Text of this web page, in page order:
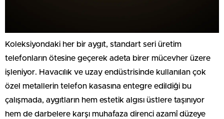
Koleksiyondaki her bir aygıt, standart seri üretim
telefonların ötesine geçerek adeta birer mücevher üzere
işleniyor. Havacılık ve uzay endüstrisinde kullanılan çok
özel metallerin telefon kasasına entegre edildiği bu
çalışmada, aygıtların hem estetik algısı üstlere taşınıyor
hem de darbelere karşı muhafaza direnci azamî düzeye